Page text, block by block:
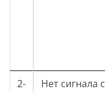
2-
Нет сигнала с